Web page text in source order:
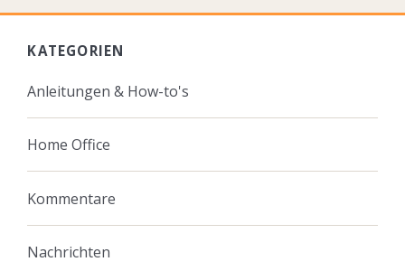
KATEGORIEN
Anleitungen & How-to's
Home Office
Kommentare
Nachrichten